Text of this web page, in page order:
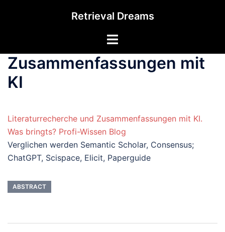
Retrieval Dreams
Menü
Zusammenfassungen mit
KI
Literaturrecherche und Zusammenfassungen mit KI.
Was bringts? Profi-Wissen Blog
Verglichen werden Semantic Scholar, Consensus;
ChatGPT, Scispace, Elicit, Paperguide
ABSTRACT